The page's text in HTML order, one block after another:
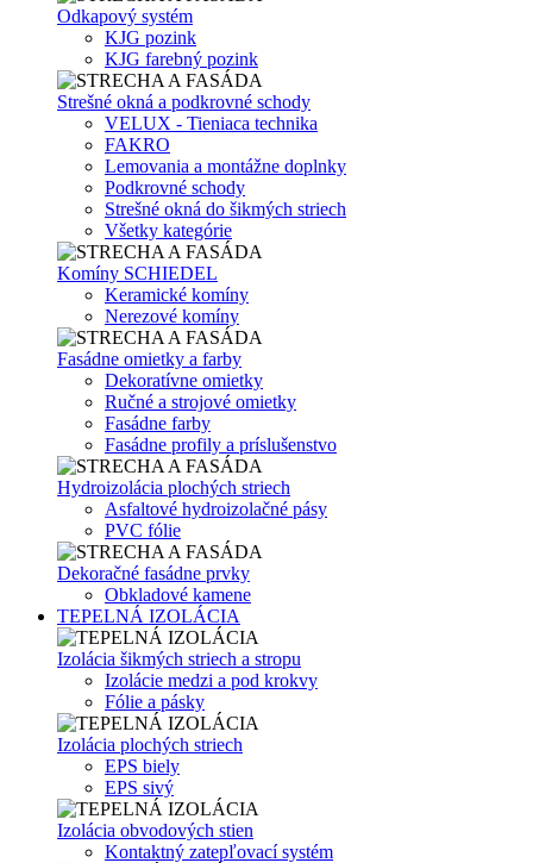
Odkapový systém
KJG pozink
KJG farebný pozink
Strešné okná a podkrovné schody
VELUX - Tieniaca technika
FAKRO
Lemovania a montážne doplnky
Podkrovné schody
Strešné okná do šikmých striech
Všetky kategórie
Komíny SCHIEDEL
Keramické komíny
Nerezové komíny
Fasádne omietky a farby
Dekoratívne omietky
Ručné a strojové omietky
Fasádne farby
Fasádne profily a príslušenstvo
Hydroizolácia plochých striech
Asfaltové hydroizolačné pásy
PVC fólie
Dekoračné fasádne prvky
Obkladové kamene
TEPELNÁ IZOLÁCIA
Izolácia šikmých striech a stropu
Izolácie medzi a pod krokvy
Fólie a pásky
Izolácia plochých striech
EPS biely
EPS sivý
Izolácia obvodových stien
Kontaktný zatepľovací systém